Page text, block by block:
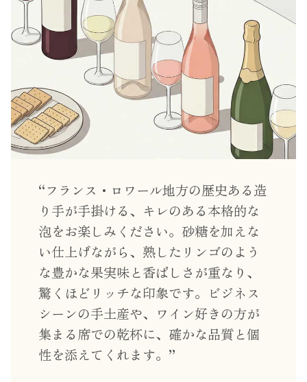
フランス・ロワール地方の歴史ある造
り手が手掛ける、キレのある本格的な
泡をお楽しみください。砂糖を加えな
い仕上げながら、熟したリンゴのよう
な豊かな果実味と香ばしさが重なり、
驚くほどリッチな印象です。ビジネス
シーンの手土産や、ワイン好きの方が
集まる席での乾杯に、確かな品質と個
性を添えてくれます。